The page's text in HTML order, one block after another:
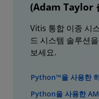
(Adam Taylor
Vitis 통합 이종 시
드 시스템 솔루션
보세요.
Python™을 사용한
Python을 사용한